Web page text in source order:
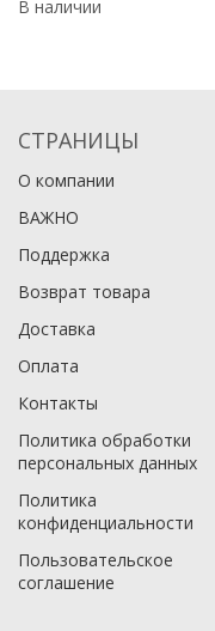
В наличии
СТРАНИЦЫ
О компании
ВАЖНО
Поддержка
Возврат товара
Доставка
Оплата
Контакты
Политика обработки
персональных данных
Политика
конфиденциальности
Пользовательское
соглашение